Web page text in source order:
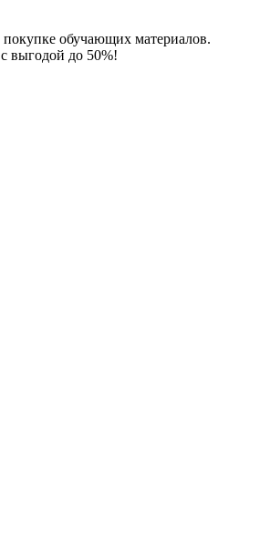
обучающих материалов.
выгодой до 50%!